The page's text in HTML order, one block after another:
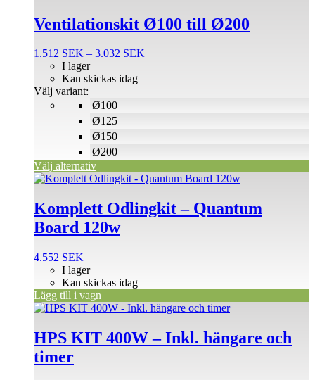
Ventilationskit Ø100 till Ø200
1.512 SEK – 3.032 SEK
Ø100
Ø125
Ø150
Ø200
I lager
Kan skickas idag
Välj variant:
Välj alternativ
produkten
har
varianter.
olika
alternativen
Komplett Odlingkit – Quantum
Board 120w
4.552 SEK
I lager
Kan skickas idag
Lägg till i vagn
HPS KIT 400W – Inkl. hängare och
timer